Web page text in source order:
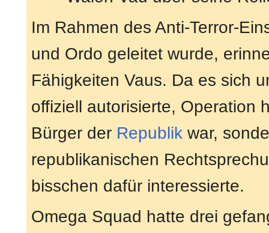
Im Rahmen des Anti-Terror-
und Ordo geleitet wurde,
Fähigkeiten Vaus. Da es sich
offiziell autorisierte, Operation
Bürger der Republik war,
republikanischen
bisschen dafür interessierte.
Omega Squad hatte drei